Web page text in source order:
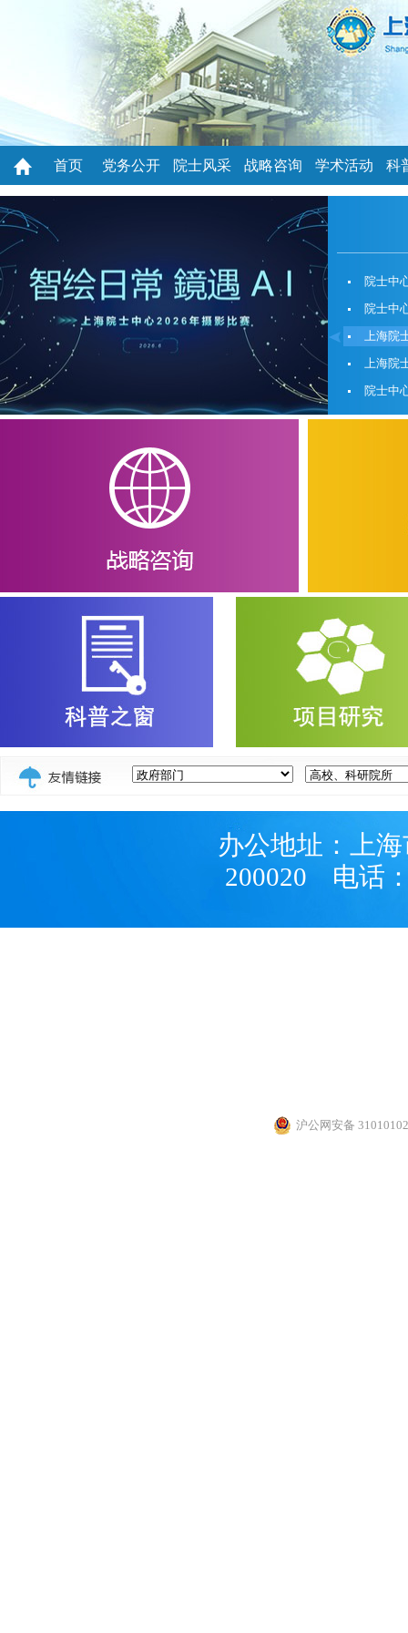
首页 党务公开 院士风采 战略咨询 学术活动 科
院士中
院士中
上海院
上海院
院士中
战略咨询
上海研究院召开2025年度中国工程院院地合...
中国工程科技发展战略上海研究院学术委员...
“长三角地区集成电路用电子化学品产业一...
上海研究院召开2025年度软科学研究项目阶...
上海院士中
第三十四期
在沪两院院
董依雯书记
科普之窗 项目管理
关于开展2027年度国家自
关于印发《上海市科技计
关于招募上海市基础研究
办公地址：上
200020 电话
沪公网安备